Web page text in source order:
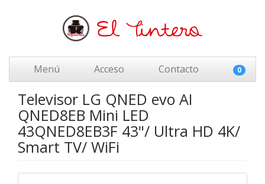
Menú Acceso Contacto 0
Televisor LG QNED evo AI
QNED8EB Mini LED
43QNED8EB3F 43"/ Ultra HD 4K/
Smart TV/ WiFi